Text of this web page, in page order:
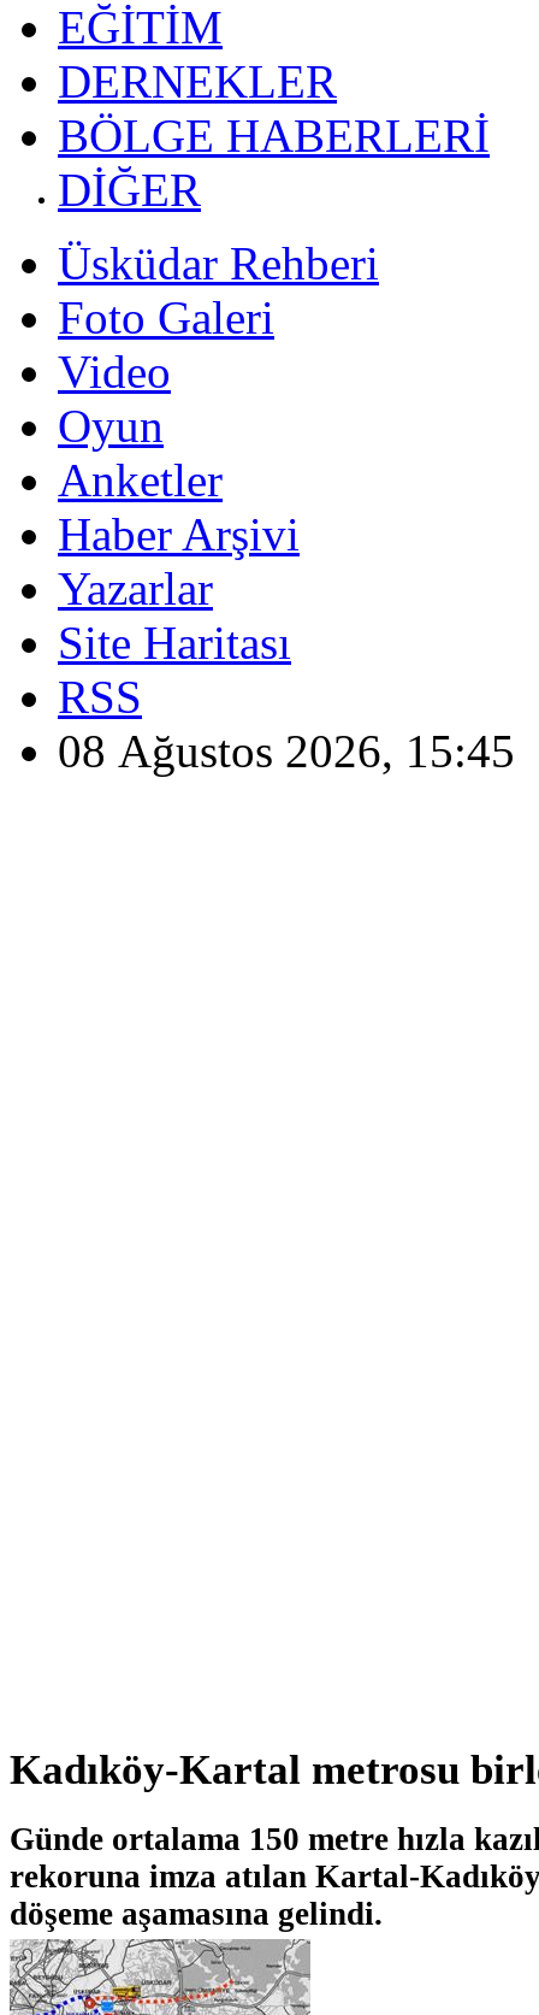
EĞİTİM
DERNEKLER
BÖLGE HABERLERİ
DİĞER
Üsküdar Rehberi
Foto Galeri
Video
Oyun
Anketler
Haber Arşivi
Yazarlar
Site Haritası
RSS
08 Ağustos 2026, 15:45
Kadıköy-Kartal metrosu
Günde ortalama 150 metre hızla
rekoruna imza atılan Kartal-
döşeme aşamasına gelindi.